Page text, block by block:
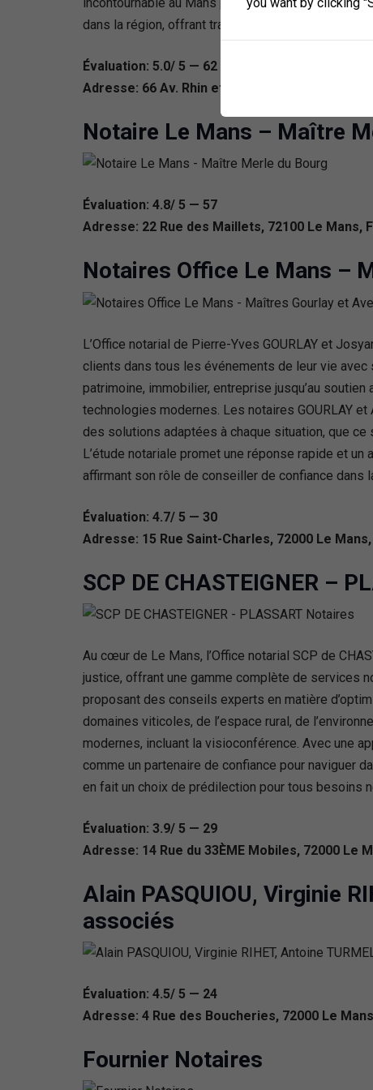
dans la région, offrant tranquillité d’esprit et
Évaluation: 5.0/ 5 — 62
Adresse: 66 Av. Rhin et Danube, 72000 Le Mans,
Notaire Le Mans – Maître
Évaluation: 4.8/ 5 — 57
Adresse: 22 Rue des Maillets, 72100 Le Mans,
Notaires Office Le Mans –
L’Office notarial de Pierre-Yves GOURLAY et
clients dans tous les événements de leur vie
patrimoine, immobilier, entreprise jusqu’au
technologies modernes. Les notaires GOURLAY
des solutions adaptées à chaque situation, que
L’étude notariale promet une réponse rapide et
affirmant son rôle de conseiller de confiance dans
Évaluation: 4.7/ 5 — 30
Adresse: 15 Rue Saint-Charles, 72000 Le
SCP DE CHASTEIGNER –
Au cœur de Le Mans, l’Office notarial SCP de
justice, offrant une gamme complète de services
proposant des conseils experts en matière
domaines viticoles, de l’espace rural, de
modernes, incluant la visioconférence. Avec une
comme un partenaire de confiance pour naviguer
en fait un choix de prédilection pour tous besoins
Évaluation: 3.9/ 5 — 29
Adresse: 14 Rue du 33ÈME Mobiles, 72000 Le
Alain PASQUIOU, Virginie
associés
Évaluation: 4.5/ 5 — 24
Adresse: 4 Rue des Boucheries, 72000 Le
Fournier Notaires